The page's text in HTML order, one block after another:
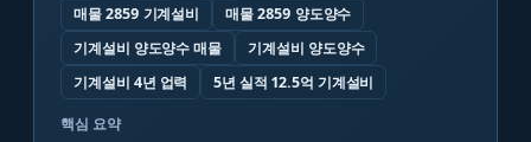
매물 2859 기계설비
매물 2859 양도양수
기계설비 양도양수 매물
기계설비 양도양수
기계설비 4년 업력
5년 실적 12.5억 기계설비
핵심 요약